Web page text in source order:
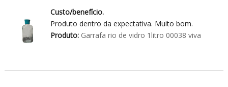
Custo/benefício.
Produto dentro da expectativa. Muito bom.
Produto:Garrafa rio de vidro 1litro 00038 viva